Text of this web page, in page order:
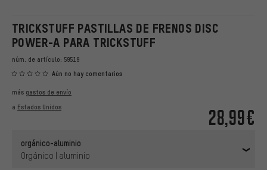
TRICKSTUFF PASTILLAS DE FRENOS DISC
POWER-A PARA TRICKSTUFF
núm. de artículo: 59519
Aún no hay comentarios
28,99€
más gastos de envío
a Estados Unidos
orgánico-aluminio
Orgánico | aluminio